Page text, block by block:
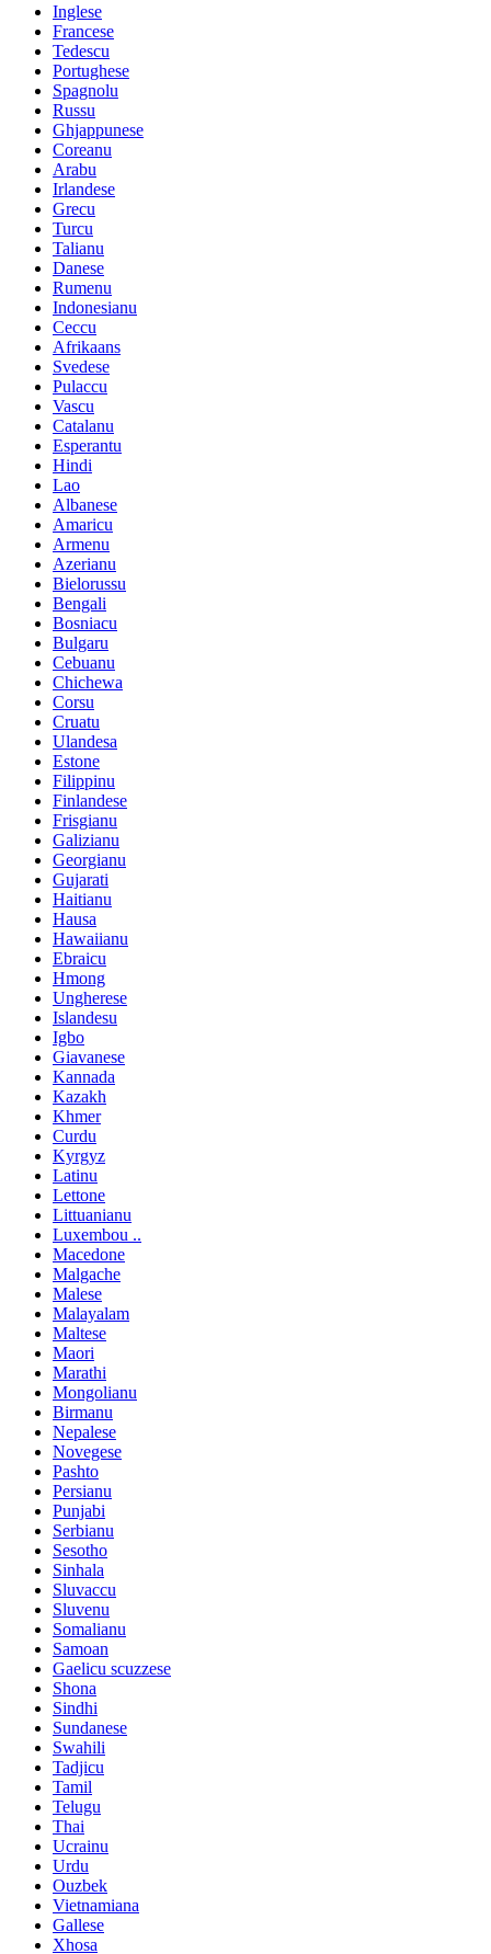
Inglese
Francese
Tedescu
Portughese
Spagnolu
Russu
Ghjappunese
Coreanu
Arabu
Irlandese
Grecu
Turcu
Talianu
Danese
Rumenu
Indonesianu
Ceccu
Afrikaans
Svedese
Pulaccu
Vascu
Catalanu
Esperantu
Hindi
Lao
Albanese
Amaricu
Armenu
Azerianu
Bielorussu
Bengali
Bosniacu
Bulgaru
Cebuanu
Chichewa
Corsu
Cruatu
Ulandesa
Estone
Filippinu
Finlandese
Frisgianu
Galizianu
Georgianu
Gujarati
Haitianu
Hausa
Hawaiianu
Ebraicu
Hmong
Ungherese
Islandesu
Igbo
Giavanese
Kannada
Kazakh
Khmer
Curdu
Kyrgyz
Latinu
Lettone
Littuanianu
Luxembou ..
Macedone
Malgache
Malese
Malayalam
Maltese
Maori
Marathi
Mongolianu
Birmanu
Nepalese
Novegese
Pashto
Persianu
Punjabi
Serbianu
Sesotho
Sinhala
Sluvaccu
Sluvenu
Somalianu
Samoan
Gaelicu scuzzese
Shona
Sindhi
Sundanese
Swahili
Tadjicu
Tamil
Telugu
Thai
Ucrainu
Urdu
Ouzbek
Vietnamiana
Gallese
Xhosa